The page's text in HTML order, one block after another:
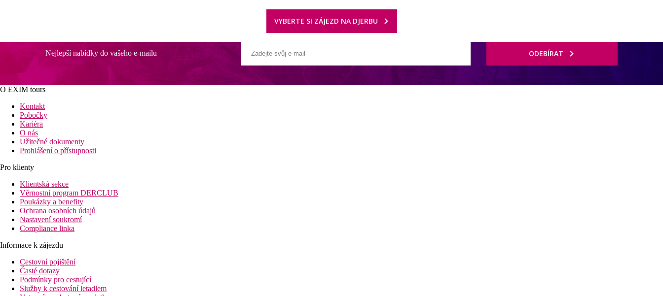
VYBERTE SI ZÁJEZD NA DJERBU
Nejlepší nabídky do vašeho e-mailu ODEBÍRAT
O EXIM tours
Kontakt
Pobočky
Kariéra
O nás
Užitečné dokumenty
Prohlášení o přístupnosti
Pro klienty
Klientská sekce
Věrnostní program DERCLUB
Poukázky a benefity
Ochrana osobních údajů
Nastavení soukromí
Compliance linka
Informace k zájezdu
Cestovní pojištění
Časté dotazy
Podmínky pro cestující
Služby k cestování letadlem